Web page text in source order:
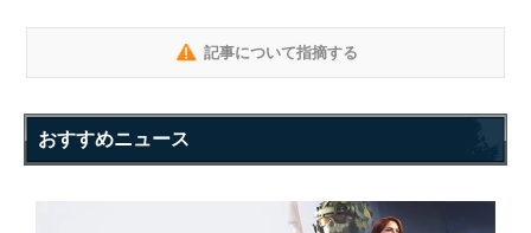
記事について指摘する
おすすめニュース